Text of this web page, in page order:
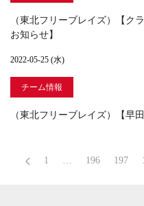
（東北フリーブレイズ）【ク
お知らせ】
2022-05-25 (水)
チーム情報
（東北フリーブレイズ）【早
1 … 196 197